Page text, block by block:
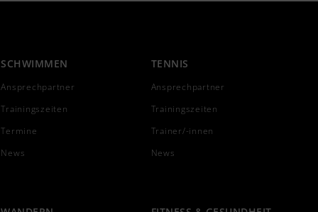
SCHWIMMEN
Ansprechpartner
Trainingszeiten
Termine
News
TENNIS
Ansprechpartner
Trainingszeiten
Trainer/-innen
News